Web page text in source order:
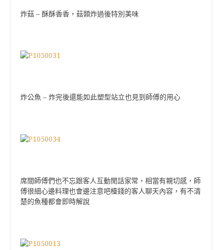
炸菇 – 酥酥香香，菇類炸過後特別美味
炸公魚 – 炸完後還能如此塑型站立也見到師傅的用心
席間師傅們也不忘跟客人互動閒話家常，相當有親切感，師
傅很細心邊料理也會邊注意吧檯錢的客人聊天內容，有不清
楚的魚種都會即時解說